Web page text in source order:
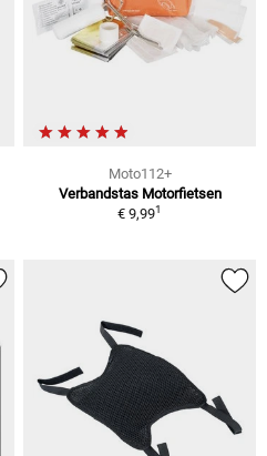
Moto112+
Verbandstas Motorfietsen
€ 9,991